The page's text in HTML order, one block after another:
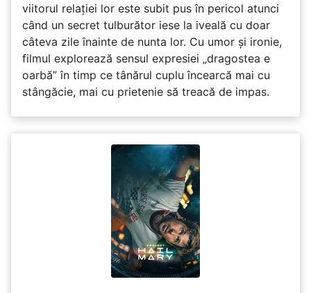
viitorul relației lor este subit pus în pericol atunci
când un secret tulburător iese la iveală cu doar
câteva zile înainte de nunta lor. Cu umor și ironie,
filmul explorează sensul expresiei „dragostea e
oarbă” în timp ce tânărul cuplu încearcă mai cu
stângăcie, mai cu prietenie să treacă de impas.